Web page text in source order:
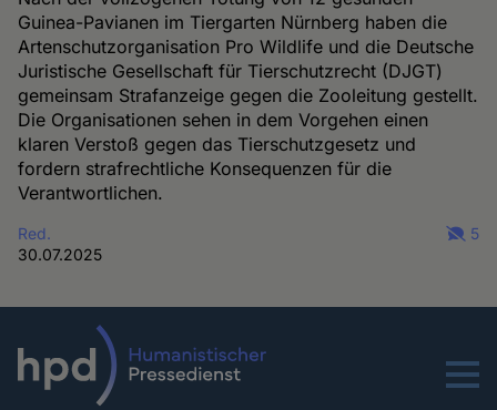
Guinea-Pavianen im Tiergarten Nürnberg haben die
Artenschutzorganisation Pro Wildlife und die Deutsche
Juristische Gesellschaft für Tierschutzrecht (DJGT)
gemeinsam Strafanzeige gegen die Zooleitung gestellt.
Die Organisationen sehen in dem Vorgehen einen
klaren Verstoß gegen das Tierschutzgesetz und
fordern strafrechtliche Konsequenzen für die
Verantwortlichen.
Red.
30.07.2025
5
Menu